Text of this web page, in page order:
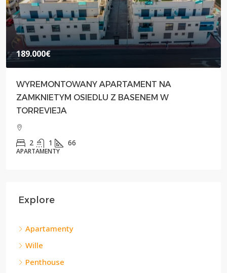
189.000€
WYREMONTOWANY APARTAMENT NA
ZAMKNIETYM OSIEDLU Z BASENEM W
TORREVIEJA
2 1 66
APARTAMENTY
Explore
Apartamenty
Wille
Penthouse